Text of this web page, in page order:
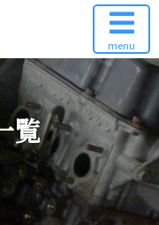
menu
覧